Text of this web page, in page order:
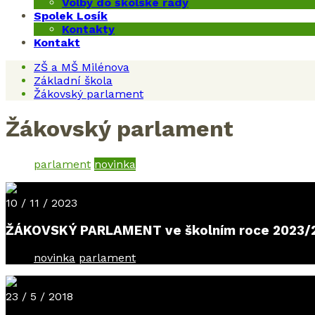
Spolek Losík
Kontakty
Kontakt
ZŠ a MŠ Milénova
Základní škola
Žákovský parlament
Žákovský parlament
parlament novinka
10 / 11 / 2023
ŽÁKOVSKÝ PARLAMENT ve školním roce
novinka parlament
23 / 5 / 2018